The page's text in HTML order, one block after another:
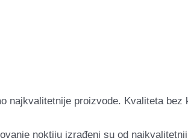
najkvalitetnije proizvode. Kvaliteta bez
noktiju izrađeni su od